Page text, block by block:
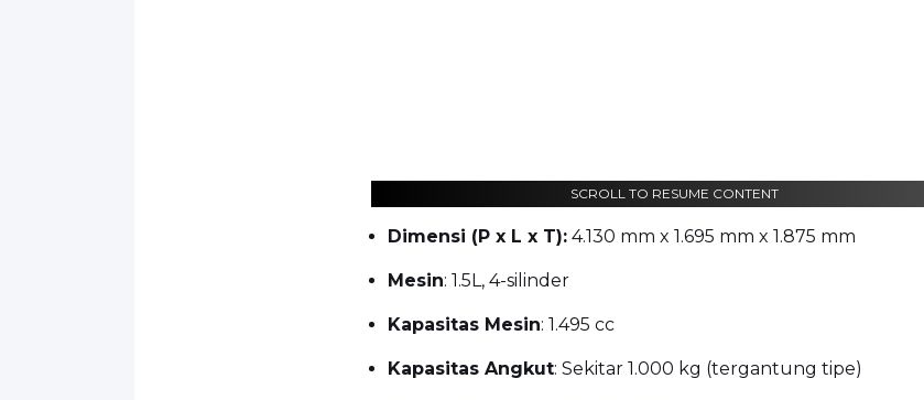
SCROLL TO RESUME CONTENT
Dimensi (P x L x T): 4.130 mm x 1.695 mm x 1.875 mm
Mesin: 1.5L, 4-silinder
Kapasitas Mesin: 1.495 cc
Kapasitas Angkut: Sekitar 1.000 kg (tergantung tipe)